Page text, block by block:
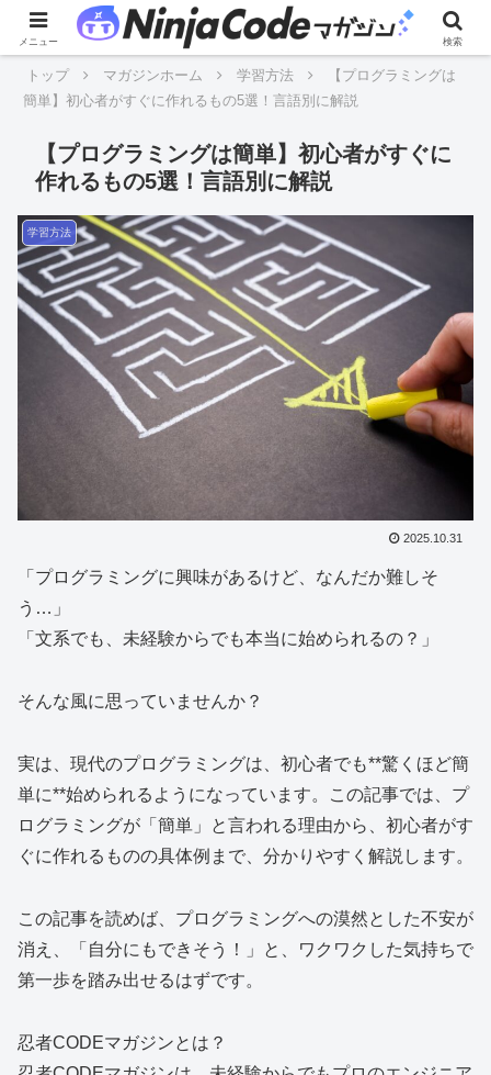
トップ マガジンホーム 学習方法
【プログラミングは
簡単】初心者がすぐに作れるもの5選！言語別に解説
【プログラミングは簡単】初心者がすぐに
作れるもの5選！言語別に解説
学習方法
2025.10.31
「プログラミングに興味があるけど、なんだか難しそ
う…」
「文系でも、未経験からでも本当に始められるの？」
そんな風に思っていませんか？
実は、現代のプログラミングは、初心者でも**驚くほど簡
単に**始められるようになっています。この記事では、プ
ログラミングが「簡単」と言われる理由から、初心者がす
ぐに作れるものの具体例まで、分かりやすく解説します。
この記事を読めば、プログラミングへの漠然とした不安が
消え、「自分にもできそう！」と、ワクワクした気持ちで
第一歩を踏み出せるはずです。
忍者CODEマガジンとは？
メニュー 検索